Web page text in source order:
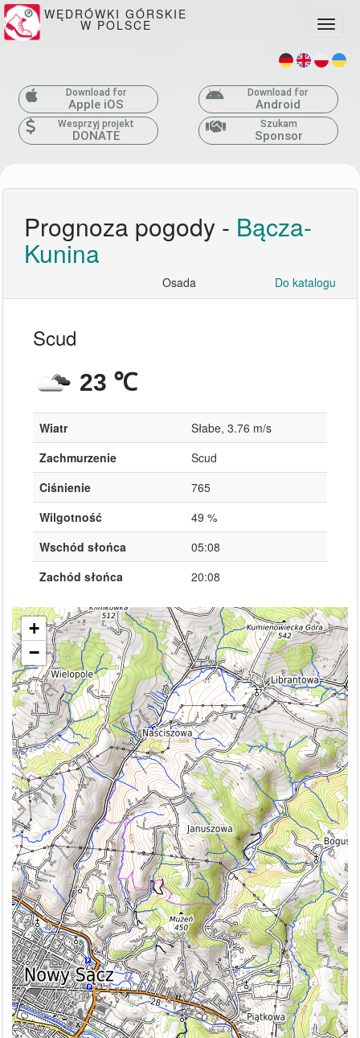
WĘDRÓWKI GÓRSKIE
W POLSCE
Download for
Apple iOS
Download for
Android
Wesprzyj projekt
DONATE
Szukam
Sponsor
Prognoza pogody - Bącza-
Kunina
Osada Do katalogu
Scud
23 ℃
Wiatr
Słabe, 3.76 m/s
Zachmurzenie
Scud
Ciśnienie
765
Wilgotność
49 %
Wschód słońca
05:08
Zachód słońca
20:08
+
−